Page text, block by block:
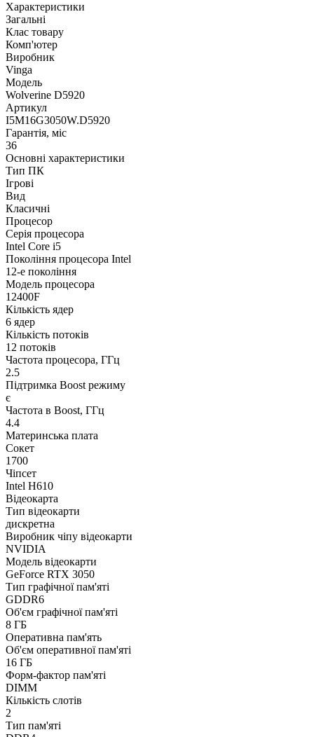
Характеристики
Загальні
Клас товару
Комп'ютер
Виробник
Vinga
Модель
Wolverine D5920
Артикул
I5M16G3050W.D5920
Гарантія, міс
36
Основні характеристики
Тип ПК
Ігрові
Вид
Класичні
Процесор
Серія процесора
Intel Core i5
Покоління процесора Intel
12-е покоління
Модель процесора
12400F
Кількість ядер
6 ядер
Кількість потоків
12 потоків
Частота процесора, ГГц
2.5
Підтримка Boost режиму
є
Частота в Boost, ГГц
4.4
Материнська плата
Сокет
1700
Чіпсет
Intel H610
Відеокарта
Тип відеокарти
дискретна
Виробник чіпу відеокарти
NVIDIA
Модель відеокарти
GeForce RTX 3050
Тип графічної пам'яті
GDDR6
Об'єм графічної пам'яті
8 ГБ
Оперативна пам'ять
Об'єм оперативної пам'яті
16 ГБ
Форм-фактор пам'яті
DIMM
Кількість слотів
2
Тип пам'яті